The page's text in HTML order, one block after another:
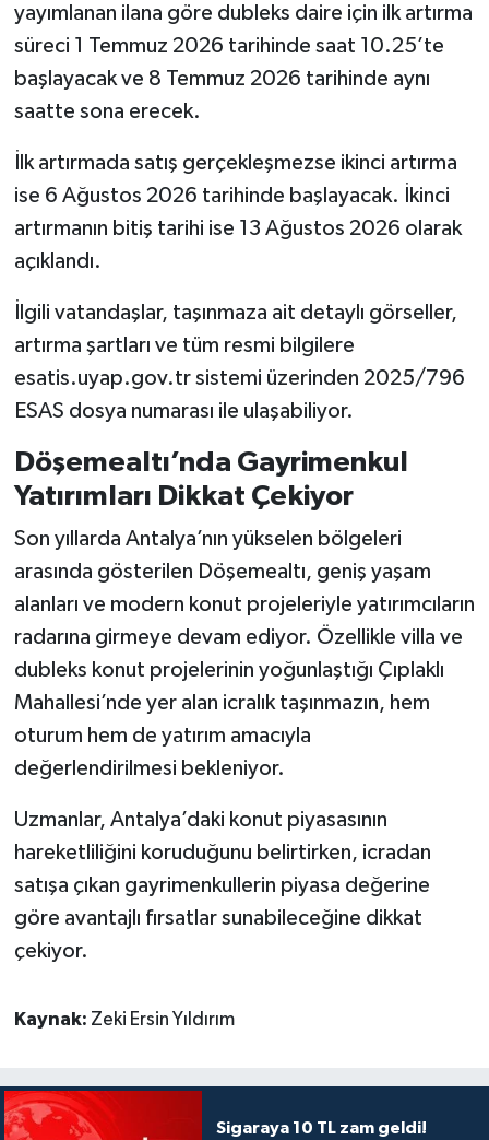
yayımlanan ilana göre dubleks daire için ilk artırma
süreci 1 Temmuz 2026 tarihinde saat 10.25’te
başlayacak ve 8 Temmuz 2026 tarihinde aynı
saatte sona erecek.
İlk artırmada satış gerçekleşmezse ikinci artırma
ise 6 Ağustos 2026 tarihinde başlayacak. İkinci
artırmanın bitiş tarihi ise 13 Ağustos 2026 olarak
açıklandı.
İlgili vatandaşlar, taşınmaza ait detaylı görseller,
artırma şartları ve tüm resmi bilgilere
esatis.uyap.gov.tr sistemi üzerinden 2025/796
ESAS dosya numarası ile ulaşabiliyor.
Döşemealtı’nda Gayrimenkul
Yatırımları Dikkat Çekiyor
Son yıllarda Antalya’nın yükselen bölgeleri
arasında gösterilen Döşemealtı, geniş yaşam
alanları ve modern konut projeleriyle yatırımcıların
radarına girmeye devam ediyor. Özellikle villa ve
dubleks konut projelerinin yoğunlaştığı Çıplaklı
Mahallesi’nde yer alan icralık taşınmazın, hem
oturum hem de yatırım amacıyla
değerlendirilmesi bekleniyor.
Uzmanlar, Antalya’daki konut piyasasının
hareketliliğini koruduğunu belirtirken, icradan
satışa çıkan gayrimenkullerin piyasa değerine
göre avantajlı fırsatlar sunabileceğine dikkat
çekiyor.
Kaynak: Zeki Ersin Yıldırım
Sigaraya 10 TL zam geldi!